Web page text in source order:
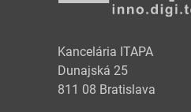
Kancelária ITAPA
Dunajská 25
811 08 Bratislava